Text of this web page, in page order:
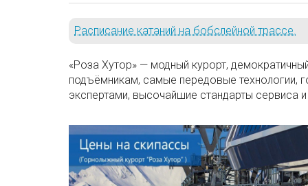
Расписание катаний на бобслейной трассе.
«Роза Хутор» — модный курорт,
подъёмникам, самые передовые
экспертами, высочайшие стандарты сервиса